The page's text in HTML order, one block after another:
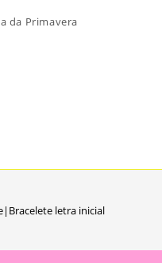
da Primavera
letra inicial